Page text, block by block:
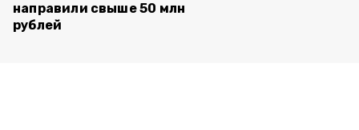
направили свыше 50 млн
рублей